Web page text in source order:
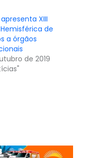
XIII
de
a órgãos
de 2019